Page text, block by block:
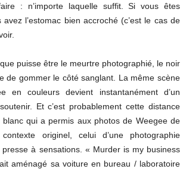
: n’importe laquelle suffit. Si vous êtes
l’estomac bien accroché (c’est le cas de
puisse être le meurtre photographié, le noir
de gommer le côté sanglant. La même scène
en couleurs devient instantanément d’un
Et c’est probablement cette distance
qui a permis aux photos de Weegee de
originel, celui d’une photographie
presse à sensations. « Murder is my business
aménagé sa voiture en bureau / laboratoire